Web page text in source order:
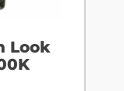
Look